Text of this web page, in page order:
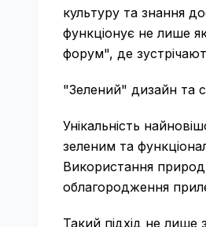
культуру та знання
функціонує не лише
форум", де
"Зелений" дизайн та
Унікальність
зеленим та
Використання
облагородження
Такий підхід не